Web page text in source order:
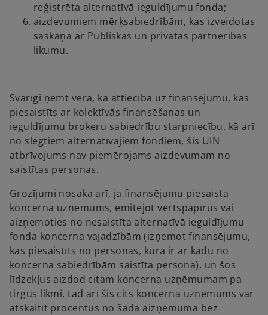
reģistrēta alternatīvā ieguldījumu fonda;
aizdevumiem mērķsabiedrībām, kas izveidotas
saskaņā ar Publiskās un privātās partnerības
likumu.
Svarīgi ņemt vērā, ka attiecībā uz finansējumu, kas
piesaistīts ar kolektīvās finansēšanas un
ieguldījumu brokeru sabiedrību starpniecību, kā arī
no slēgtiem alternatīvajiem fondiem, šis UIN
atbrīvojums nav piemērojams aizdevumam no
saistītas personas.
Grozījumi nosaka arī, ja finansējumu piesaista
koncerna uzņēmums, emitējot vērtspapīrus vai
aizņemoties no nesaistīta alternatīvā ieguldījumu
fonda koncerna vajadzībām (izņemot finansējumu,
kas piesaistīts no personas, kura ir ar kādu no
koncerna sabiedrībām saistīta persona), un šos
līdzekļus aizdod citam koncerna uzņēmumam pa
tirgus likmi, tad arī šis cits koncerna uzņēmums var
atskaitīt procentus no šāda aizņēmuma bez